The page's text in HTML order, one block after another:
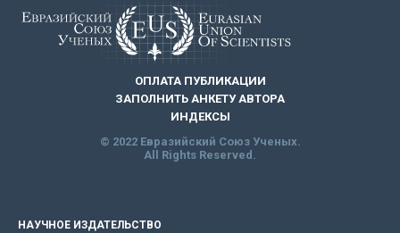
ОПЛАТА ПУБЛИКАЦИИ
ЗАПОЛНИТЬ АНКЕТУ АВТОРА
ИНДЕКСЫ
© 2022 Евразийский Союз Ученых.
All Rights Reserved.
НАУЧНОЕ ИЗДАТЕЛЬСТВО